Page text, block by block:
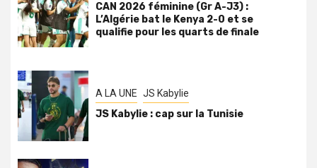
CAN 2026 féminine (Gr A-J3) :
L’Algérie bat le Kenya 2-0 et se
qualifie pour les quarts de finale
A LA UNE JS Kabylie
JS Kabylie : cap sur la Tunisie